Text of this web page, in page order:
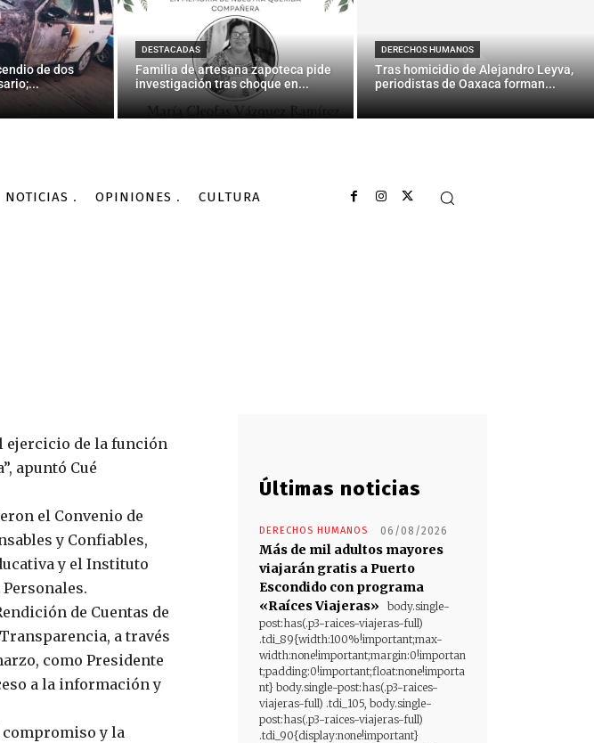
de dos
DESTACADAS
Familia de artesana zapoteca pide
investigación tras choque en...
DERECHOS HUMANOS
Tras homicidio de Alejandro Leyva,
periodistas de Oaxaca forman...
NOTICIAS OPINIONES CULTURA
Cué
CONACYT - 18/05/2016
ejercicio de la función
apuntó Cué
el Convenio de
y Confiables,
y el Instituto
de Cuentas de
a través
como Presidente
a la información y
compromiso y la
Últimas noticias
DERECHOS HUMANOS 06/08/2026
Más de mil adultos mayores
viajarán gratis a Puerto
Escondido con programa
«Raíces Viajeras»
body.single-
post:has(.p3-raices-viajeras-full)
.tdi_89{width:100%!important;max-
width:none!important;margin:0!importan
t;padding:0!important;float:none!importa
nt} body.single-post:has(.p3-raices-
viajeras-full) .tdi_105, body.single-
post:has(.p3-raices-viajeras-full)
.tdi_90{display:none!important}